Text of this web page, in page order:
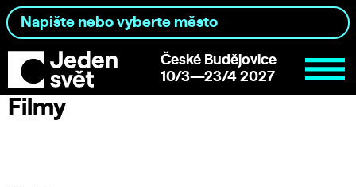
České Budějovice
10/3—23/4 2027
Filmy